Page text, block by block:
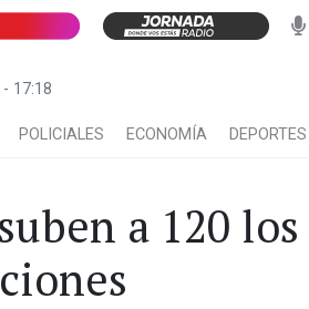
17:18
POLICIALES ECONOMÍA DEPORTES
a 120